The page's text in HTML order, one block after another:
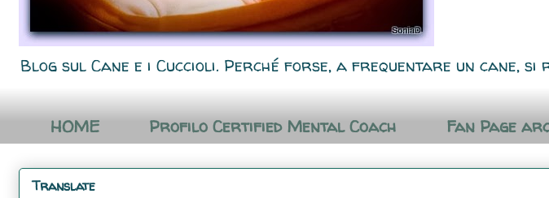
Blog sul Cane e i Cuccioli. Perché forse, a frequentare un cane,
HOME Profilo Certified Mental Coach Fan Page
Translate